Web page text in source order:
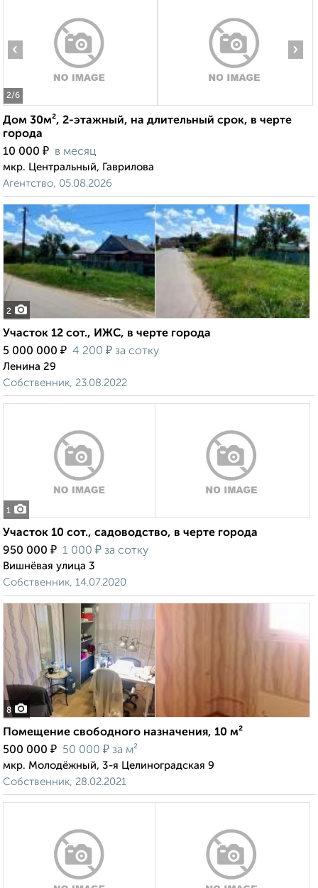
2/6
‹ ›
Дом 30м², 2-этажный, на длительный срок, в черте
города
10 000 ₽ в месяц
мкр. Центральный, Гаврилова
Агентство, 05.08.2026
2
Участок 12 сот., ИЖС, в черте города
5 000 000 ₽ 4 200 ₽ за сотку
Ленина 29
Собственник, 23.08.2022
1
Участок 10 сот., садоводство, в черте города
950 000 ₽ 1 000 ₽ за сотку
Вишнёвая улица 3
Собственник, 14.07.2020
8
Помещение свободного назначения, 10 м²
500 000 ₽ 50 000 ₽ за м²
мкр. Молодёжный, 3-я Целиноградская 9
Собственник, 28.02.2021